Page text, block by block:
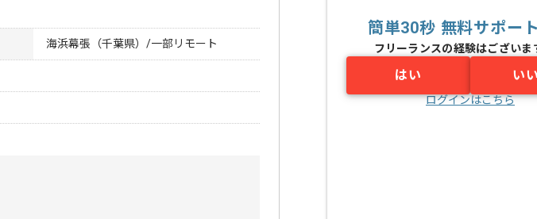
海浜幕張（千葉県）/一部リモート
簡単30秒 無料サポー
フリーランスの経験はございま
はい い
ログインはこちら